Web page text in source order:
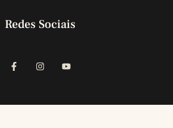
Redes Sociais